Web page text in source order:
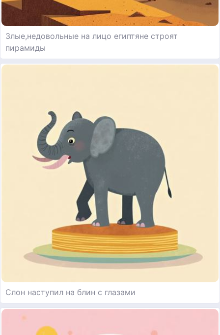
Злые,недовольные на лицо египтяне строят
пирамиды
Слон наступил на блин с глазами